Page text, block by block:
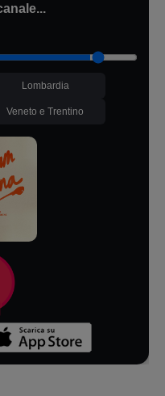
Lombardia
Veneto e Trentino